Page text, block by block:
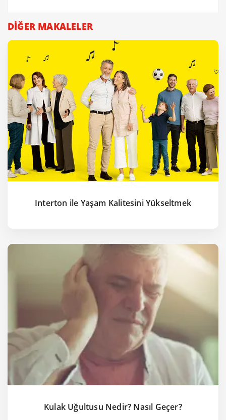
DİĞER MAKALELER
Interton ile Yaşam Kalitesini Yükseltmek
Kulak Uğultusu Nedir? Nasıl Geçer?